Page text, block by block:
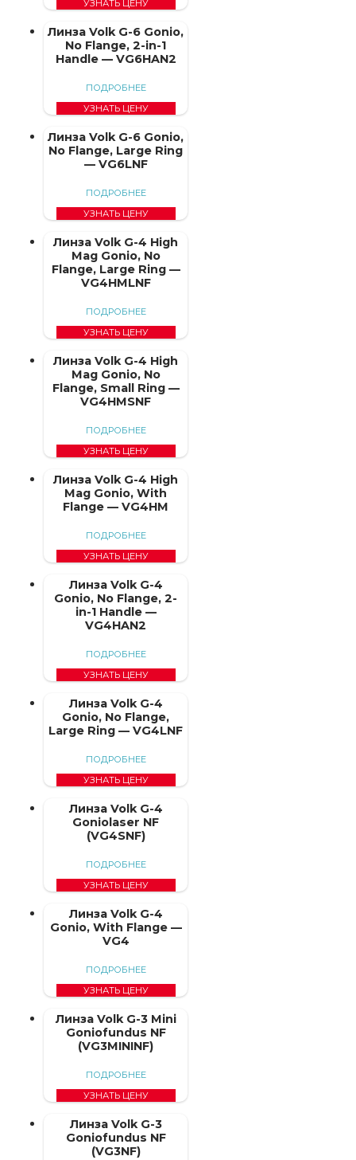
УЗНАТЬ ЦЕНУ
Линза Volk G-6 Gonio,
No Flange, 2-in-1
Handle — VG6HAN2
ПОДРОБНЕЕ
УЗНАТЬ ЦЕНУ
Линза Volk G-6 Gonio,
No Flange, Large Ring
— VG6LNF
ПОДРОБНЕЕ
УЗНАТЬ ЦЕНУ
Линза Volk G-4 High
Mag Gonio, No
Flange, Large Ring —
VG4HMLNF
ПОДРОБНЕЕ
УЗНАТЬ ЦЕНУ
Линза Volk G-4 High
Mag Gonio, No
Flange, Small Ring —
VG4HMSNF
ПОДРОБНЕЕ
УЗНАТЬ ЦЕНУ
Линза Volk G-4 High
Mag Gonio, With
Flange — VG4HM
ПОДРОБНЕЕ
УЗНАТЬ ЦЕНУ
Линза Volk G-4
Gonio, No Flange, 2-
in-1 Handle —
VG4HAN2
ПОДРОБНЕЕ
УЗНАТЬ ЦЕНУ
Линза Volk G-4
Gonio, No Flange,
Large Ring — VG4LNF
ПОДРОБНЕЕ
УЗНАТЬ ЦЕНУ
Линза Volk G-4
Goniolaser NF
(VG4SNF)
ПОДРОБНЕЕ
УЗНАТЬ ЦЕНУ
Линза Volk G-4
Gonio, With Flange —
VG4
ПОДРОБНЕЕ
УЗНАТЬ ЦЕНУ
Линза Volk G-3 Mini
Goniofundus NF
(VG3MININF)
ПОДРОБНЕЕ
УЗНАТЬ ЦЕНУ
Линза Volk G-3
Goniofundus NF
(VG3NF)